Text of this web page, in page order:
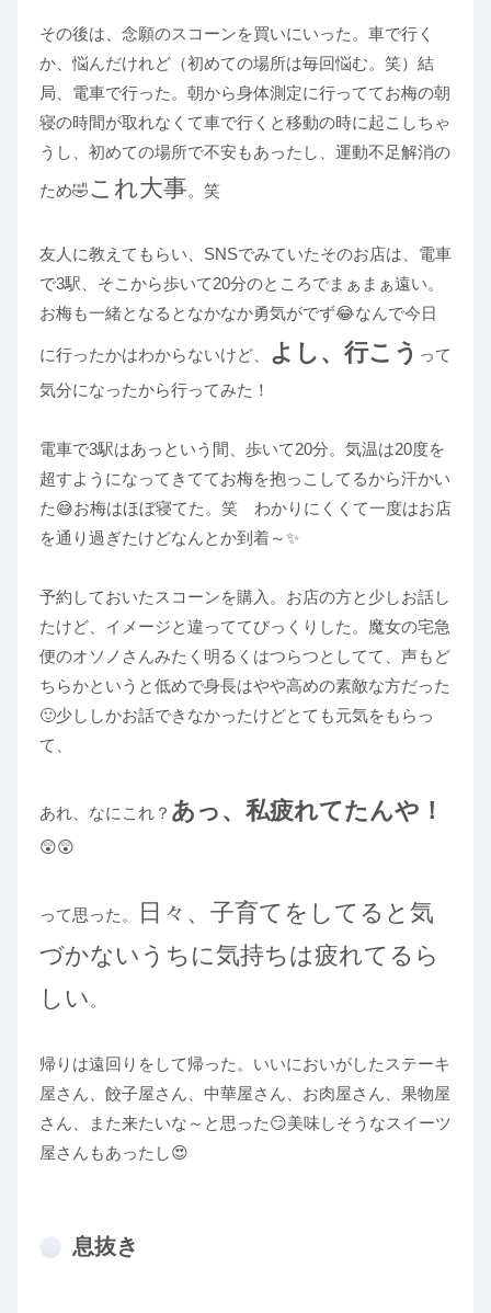
その後は、念願のスコーンを買いにいった。車で行く
か、悩んだけれど（初めての場所は毎回悩む。笑）結
局、電車で行った。朝から身体測定に行っててお梅の朝
寝の時間が取れなくて車で行くと移動の時に起こしちゃ
うし、初めての場所で不安もあったし、運動不足解消の
ため🤣これ大事。笑
友人に教えてもらい、SNSでみていたそのお店は、電車
で3駅、そこから歩いて20分のところでまぁまぁ遠い。
お梅も一緒となるとなかなか勇気がでず😂なんで今日
に行ったかはわからないけど、 よし、 行こう って
気分になったから行ってみた！
電車で3駅はあっという間、歩いて20分。気温は20度を
超すようになってきててお梅を抱っこしてるから汗かい
た😅お梅はほぼ寝てた。笑 わかりにくくて一度はお店
を通り過ぎたけどなんとか到着～✨
予約しておいたスコーンを購入。お店の方と少しお話し
たけど、イメージと違っててびっくりした。魔女の宅急
便のオソノさんみたく明るくはつらつとしてて、声もど
ちらかというと低めで身長はやや高めの素敵な方だった
🙂少ししかお話できなかったけどとても元気をもらっ
て、
あれ、なにこれ？ あっ、私疲れてたんや！
😲😲
って思った。
日々、子育てをしてると気
づかないうちに気持ちは疲れてるら
しい 。
帰りは遠回りをして帰った。いいにおいがしたステーキ
屋さん、餃子屋さん、中華屋さん、お肉屋さん、果物屋
さん、また来たいな～と思った😏美味しそうなスイーツ
屋さんもあったし😍
息抜き